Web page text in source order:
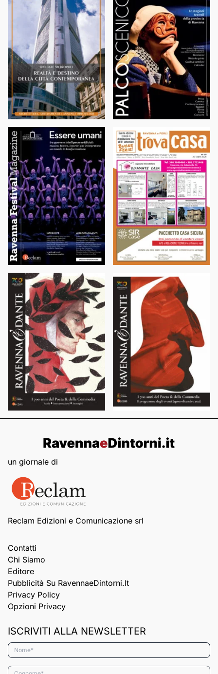
un giornale di
Reclam Edizioni e Comunicazione srl
Contatti
Chi Siamo
Editore
Pubblicità Su RavennaeDintorni.it
Privacy Policy
Opzioni Privacy
ISCRIVITI ALLA NEWSLETTER
Nome*
Cognome*